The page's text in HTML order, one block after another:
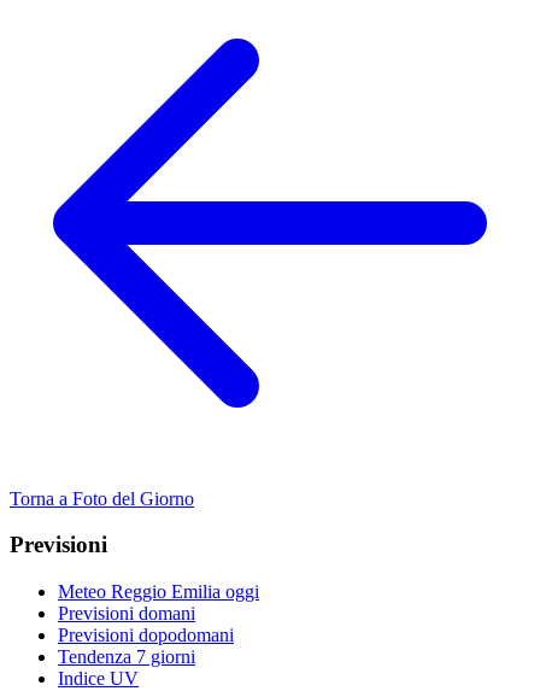
Torna a Foto del Giorno
Previsioni
Meteo Reggio Emilia oggi
Previsioni domani
Previsioni dopodomani
Tendenza 7 giorni
Indice UV